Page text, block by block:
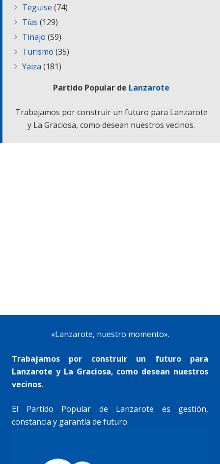
Teguise (74)
Tías (129)
Tinajo (59)
Turismo (35)
Yaiza (181)
Partido Popular de Lanzarote
Trabajamos por construir un futuro para Lanzarote
y La Graciosa, como desean nuestros vecinos.
«Lanzarote, nuestro momento».
Trabajamos por construir un futuro para
Lanzarote y La Graciosa, como desean nuestros
vecinos.
El Partido Popular de Lanzarote es gestión,
constancia y garantía de futuro.